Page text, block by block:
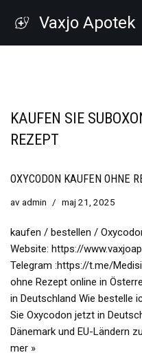
Vaxjo Apotek
KAUFEN SIE
REZEPT
OXYCODON KAUFEN OHNE
avadmin maj 21, 2025
kaufen / bestellen /
Website: https://
Telegram :https://t.me/
ohne Rezept online in
in Deutschland Wie bestelle
Sie Oxycodon jetzt in
Dänemark und EU-Ländern
mer »